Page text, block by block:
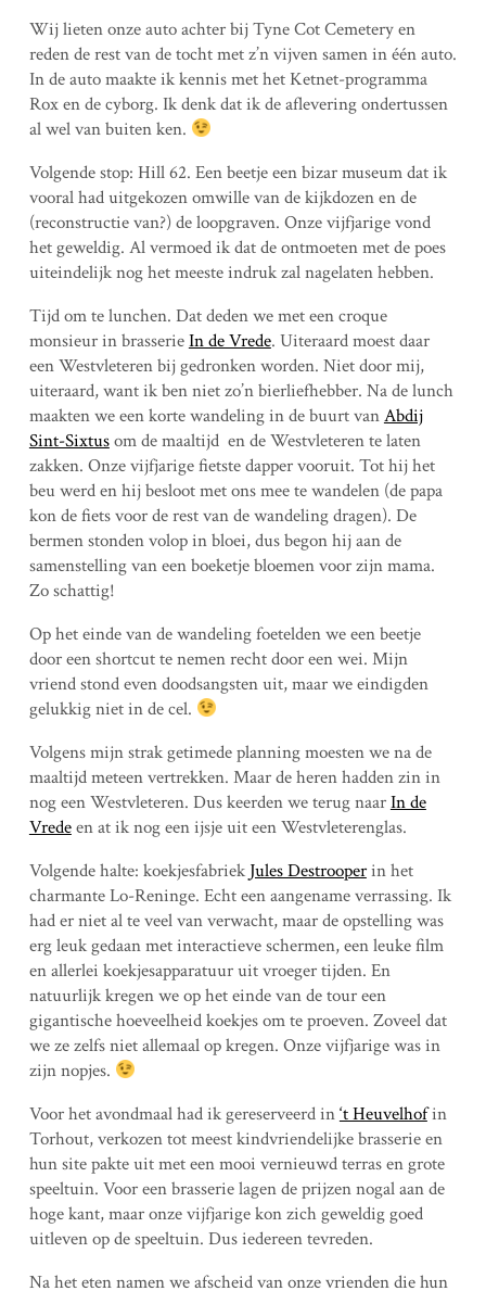
Wij lieten onze auto achter bij Tyne Cot Cemetery en
reden de rest van de tocht met z’n vijven samen in één auto.
In de auto maakte ik kennis met het Ketnet-programma
Rox en de cyborg. Ik denk dat ik de aflevering ondertussen
al wel van buiten ken.
Volgende stop: Hill 62. Een beetje een bizar museum dat ik
vooral had uitgekozen omwille van de kijkdozen en de
(reconstructie van?) de loopgraven. Onze vijfjarige vond
het geweldig. Al vermoed ik dat de ontmoeten met de poes
uiteindelijk nog het meeste indruk zal nagelaten hebben.
Tijd om te lunchen. Dat deden we met een croque
monsieur in brasserieIn de Vrede. Uiteraard moest daar
een Westvleteren bij gedronken worden. Niet door mij,
uiteraard, want ik ben niet zo’n bierliefhebber. Na de lunch
maakten we een korte wandeling in de buurt vanAbdij
Sint-Sixtusom de maaltijd en de Westvleteren te laten
zakken. Onze vijfjarige fietste dapper vooruit. Tot hij het
beu werd en hij besloot met ons mee te wandelen (de papa
kon de fiets voor de rest van de wandeling dragen). De
bermen stonden volop in bloei, dus begon hij aan de
samenstelling van een boeketje bloemen voor zijn mama.
Zo schattig!
Op het einde van de wandeling foetelden we een beetje
door een shortcut te nemen recht door een wei. Mijn
vriend stond even doodsangsten uit, maar we eindigden
gelukkig niet in de cel.
Volgens mijn strak getimede planning moesten we na de
maaltijd meteen vertrekken. Maar de heren hadden zin in
nog een Westvleteren. Dus keerden we terug naarIn de
Vredeen at ik nog een ijsje uit een Westvleterenglas.
Volgende halte: koekjesfabriek Jules Destrooperin het
charmante Lo-Reninge. Echt een aangename verrassing. Ik
had er niet al te veel van verwacht, maar de opstelling was
erg leuk gedaan met interactieve schermen, een leuke film
en allerlei koekjesapparatuur uit vroeger tijden. En
natuurlijk kregen we op het einde van de tour een
gigantische hoeveelheid koekjes om te proeven. Zoveel dat
we ze zelfs niet allemaal op kregen. Onze vijfjarige was in
zijn nopjes.
Voor het avondmaal had ik gereserveerd in‘t Heuvelhofin
Torhout, verkozen tot meest kindvriendelijke brasserie en
hun site pakte uit met een mooi vernieuwd terras en grote
speeltuin. Voor een brasserie lagen de prijzen nogal aan de
hoge kant, maar onze vijfjarige kon zich geweldig goed
uitleven op de speeltuin. Dus iedereen tevreden.
Na het eten namen we afscheid van onze vrienden die hun